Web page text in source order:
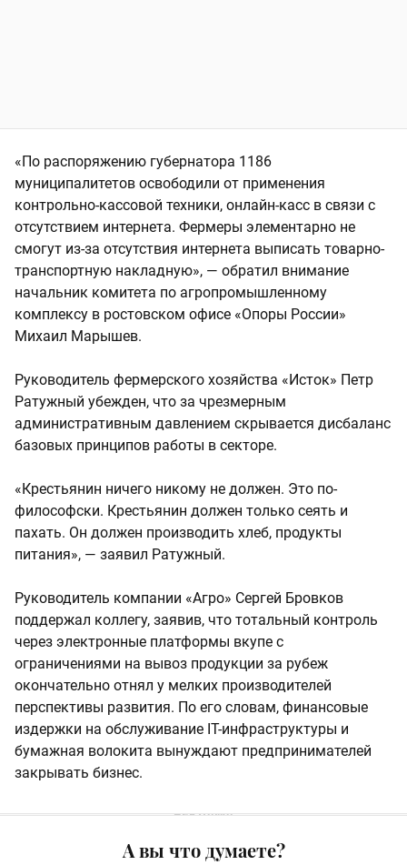
«По распоряжению губернатора 1186
муниципалитетов освободили от применения
контрольно-кассовой техники, онлайн-касс в связи с
отсутствием интернета. Фермеры элементарно не
смогут из-за отсутствия интернета выписать товарно-
транспортную накладную», — обратил внимание
начальник комитета по агропромышленному
комплексу в ростовском офисе «Опоры России»
Михаил Марышев.
Руководитель фермерского хозяйства «Исток» Петр
Ратужный убежден, что за чрезмерным
административным давлением скрывается дисбаланс
базовых принципов работы в секторе.
«Крестьянин ничего никому не должен. Это по-
философски. Крестьянин должен только сеять и
пахать. Он должен производить хлеб, продукты
питания», — заявил Ратужный.
Руководитель компании «Агро» Сергей Бровков
поддержал коллегу, заявив, что тотальный контроль
через электронные платформы вкупе с
ограничениями на вывоз продукции за рубеж
окончательно отнял у мелких производителей
перспективы развития. По его словам, финансовые
издержки на обслуживание IT-инфраструктуры и
бумажная волокита вынуждают предпринимателей
закрывать бизнес.
А вы что думаете?